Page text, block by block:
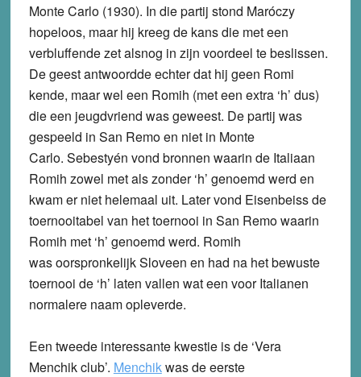
Monte Carlo (1930). In die partij stond Maróczy
hopeloos, maar hij kreeg de kans die met een
verbluffende zet alsnog in zijn voordeel te beslissen.
De geest antwoordde echter dat hij geen Romi
kende, maar wel een Romih (met een extra ‘h’ dus)
die een jeugdvriend was geweest. De partij was
gespeeld in San Remo en niet in Monte
Carlo. Sebestyén vond bronnen waarin de Italiaan
Romih zowel met als zonder ‘h’ genoemd werd en
kwam er niet helemaal uit. Later vond Eisenbeiss de
toernooitabel van het toernooi in San Remo waarin
Romih met ‘h’ genoemd werd. Romih
was oorspronkelijk Sloveen en had na het bewuste
toernooi de ‘h’ laten vallen wat een voor Italianen
normalere naam opleverde.
Een tweede interessante kwestie is de ‘Vera
Menchik club’. Menchikwas de eerste